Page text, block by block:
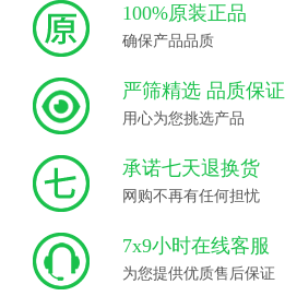
100%原装正品
确保产品品质
严筛精选 品质保证
用心为您挑选产品
承诺七天退换货
网购不再有任何担忧
7x9小时在线客服
为您提供优质售后保证